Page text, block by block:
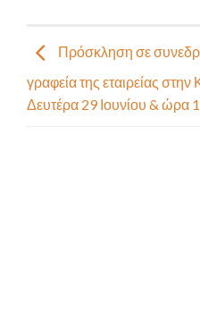
Πρόσκληση σε
γραφεία της εταιρείας
Δευτέρα 29 Ιουνίου & ώρα